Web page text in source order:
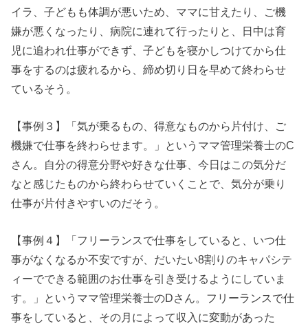
イラ、子どもも体調が悪いため、ママに甘えたり、ご機
嫌が悪くなったり、病院に連れて行ったりと、日中は育
児に追われ仕事ができず、子どもを寝かしつけてから仕
事をするのは疲れるから、締め切り日を早めて終わらせ
ているそう。
【事例３】「気が乗るもの、得意なものから片付け、ご
機嫌で仕事を終わらせます。」というママ管理栄養士のC
さん。自分の得意分野や好きな仕事、今日はこの気分だ
なと感じたものから終わらせていくことで、気分が乗り
仕事が片付きやすいのだそう。
【事例４】「フリーランスで仕事をしていると、いつ仕
事がなくなるか不安ですが、だいたい8割りのキャパシテ
ィーでできる範囲のお仕事を引き受けるようにしていま
す。」というママ管理栄養士のDさん。フリーランスで仕
事をしていると、その月によって収入に変動があった